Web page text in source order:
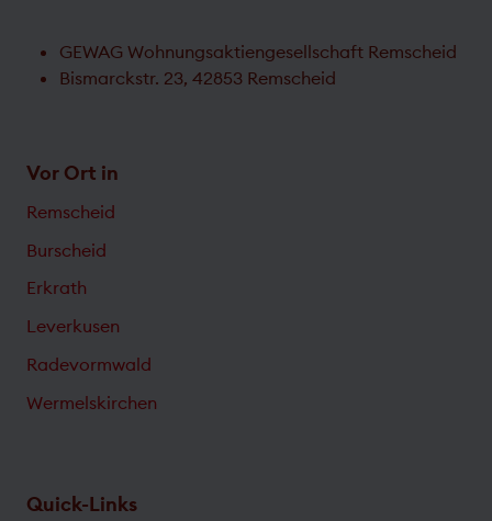
GEWAG Wohnungsaktiengesellschaft Remscheid
Bismarckstr. 23, 42853 Remscheid
Vor Ort in
Remscheid
Burscheid
Erkrath
Leverkusen
Radevormwald
Wermelskirchen
Quick-Links